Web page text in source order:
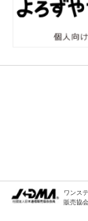
ワンス
販売協